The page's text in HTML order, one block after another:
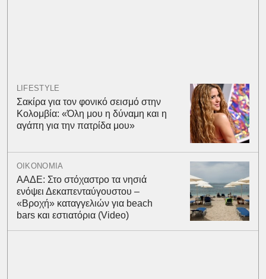
LIFESTYLE
Σακίρα για τον φονικό σεισμό στην
Κολομβία: «Όλη μου η δύναμη και η
αγάπη για την πατρίδα μου»
ΟΙΚΟΝΟΜΙΑ
ΑΑΔΕ: Στο στόχαστρο τα νησιά
ενόψει Δεκαπενταύγουστου –
«Βροχή» καταγγελιών για beach
bars και εστιατόρια (Video)